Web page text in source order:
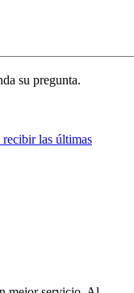
su pregunta.
las últimas